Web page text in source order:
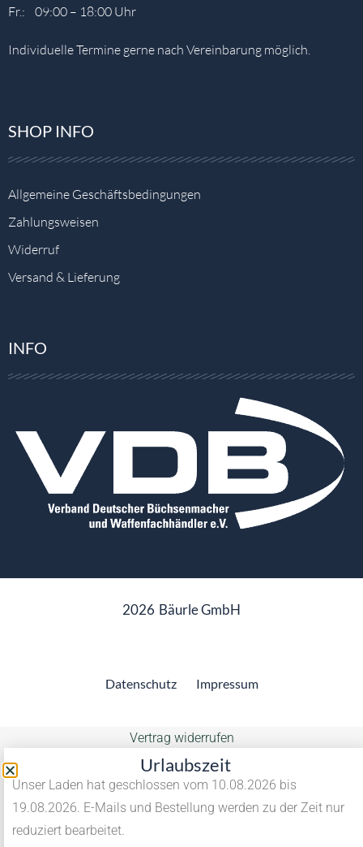
Fr.: 09:00 – 18:00 Uhr
Individuelle Termine gerne nach Vereinbarung möglich.
SHOP INFO
Allgemeine Geschäftsbedingungen
Zahlungsweisen
Widerruf
Versand & Lieferung
INFO
2026 Bäurle GmbH
Datenschutz Impressum
Vertrag widerrufen
Urlaubszeit
Unser Laden hat geschlossen vom 10.08.2026 bis
19.08.2026. E-Mails und Bestellung werden zu der Zeit nur
reduziert bearbeitet.